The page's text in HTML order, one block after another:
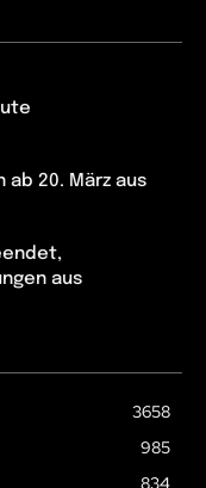
ab 20. März aus
aus
3658
985
834